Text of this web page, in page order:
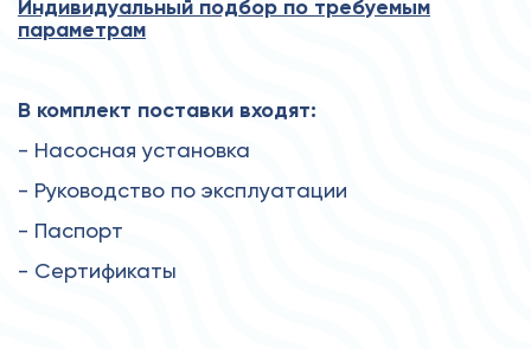
Индивидуальный подбор по требуемым
параметрам
В комплект поставки входят:
- Насосная установка
- Руководство по эксплуатации
- Паспорт
- Сертификаты